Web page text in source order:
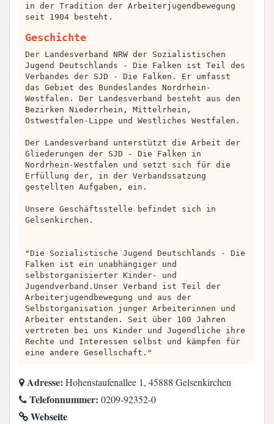
in der Tradition der Arbeiterjugendbewegung
seit 1904 besteht.
Geschichte
Der Landesverband NRW der Sozialistischen
Jugend Deutschlands - Die Falken ist Teil des
Verbandes der SJD - Die Falken. Er umfasst
das Gebiet des Bundeslandes Nordrhein-
Westfalen. Der Landesverband besteht aus den
Bezirken Niederrhein, Mittelrhein,
Ostwestfalen-Lippe und Westliches Westfalen.
Der Landesverband unterstützt die Arbeit der
Gliederungen der SJD - Die Falken in
Nordrhein-Westfalen und setzt sich für die
Erfüllung der, in der Verbandssatzung
gestellten Aufgaben, ein.
Unsere Geschäftsstelle befindet sich in
Gelsenkirchen.
"Die Sozialistische Jugend Deutschlands - Die
Falken ist ein unabhängiger und
selbstorganisierter Kinder- und
Jugendverband.Unser Verband ist Teil der
Arbeiterjugendbewegung und aus der
Selbstorganisation junger Arbeiterinnen und
Arbeiter entstanden. Seit über 100 Jahren
vertreten bei uns Kinder und Jugendliche ihre
Rechte und Interessen selbst und kämpfen für
eine andere Gesellschaft."
Adresse: Hohenstaufenallee 1, 45888 Gelsenkirchen
Telefonnummer: 0209-92352-0
Webseite